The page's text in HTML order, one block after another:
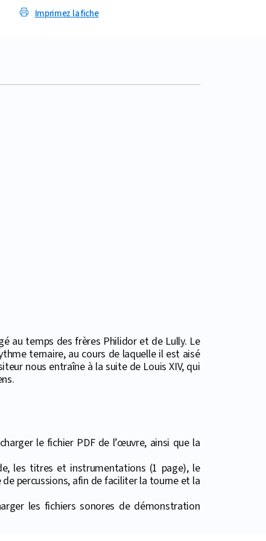
Imprimez la fiche
au temps des frères Philidor et de Lully. Le
ternaire, au cours de laquelle il est aisé
nous entraîne à la suite de Louis XIV, qui
le fichier PDF de l’œuvre, ainsi que la
les titres et instrumentations (1 page), le
percussions, afin de faciliter la tourne et la
les fichiers sonores de démonstration